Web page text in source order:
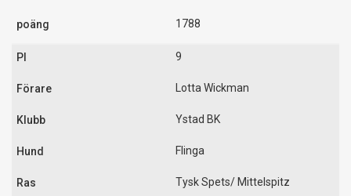
1788
9
Lotta Wickman
Ystad BK
Flinga
Tysk Spets/ Mittelspitz